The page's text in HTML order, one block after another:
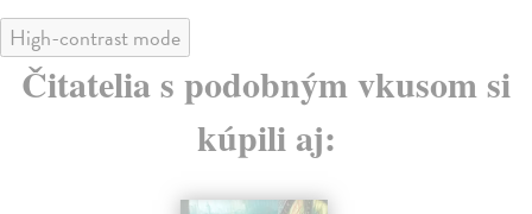
High-contrast mode
Čitatelia s podobným vkusom si
kúpili aj: